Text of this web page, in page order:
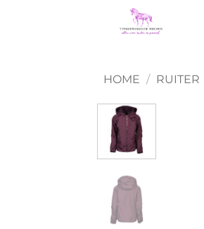
HOME / RUITER